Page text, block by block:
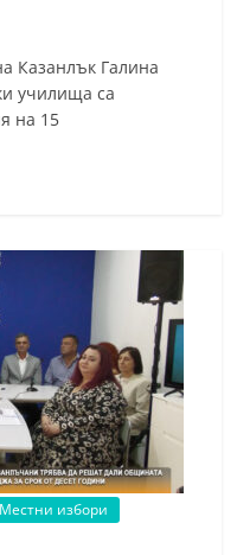
Казанлък Галина
училища са
на 15
Местни избори